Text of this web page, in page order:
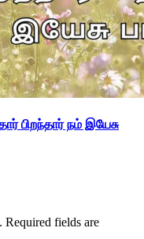
பிறந்தார் நம் இயேசு
Required fields are